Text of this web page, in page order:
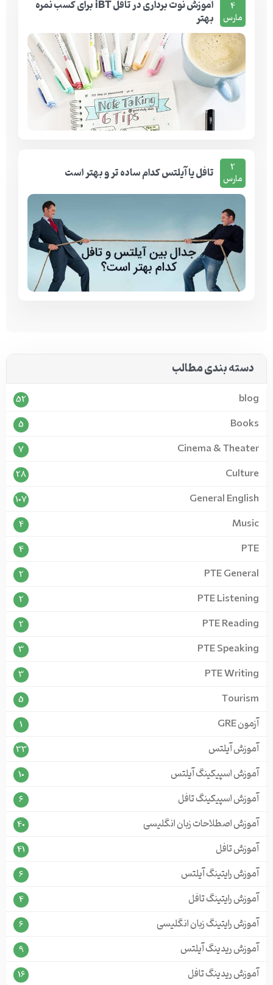
4
مارس
آموزش نوت برداری در تافل iBT برای کسب نمره
بهتر
2
مارس تافل یا آیلتس کدام ساده تر و بهتر است
دسته بندی مطالب
blog
52
Books
5
Cinema & Theater
7
Culture
28
General English
107
Music
4
PTE
4
PTE General
2
PTE Listening
2
PTE Reading
2
PTE Speaking
3
PTE Writing
3
Tourism
5
آزمون GRE 1
آموزش آیلتس 33
آموزش اسپیکینگ آیلتس 10
آموزش اسپیکینگ تافل 6
آموزش اصطلاحات زبان انگلیسی 40
آموزش تافل 41
آموزش رایتینگ آیلتس 6
آموزش رایتینگ تافل 4
آموزش رایتینگ زبان انگلیسی 6
آموزش ریدینگ آیلتس 9
آموزش ریدینگ تافل 16